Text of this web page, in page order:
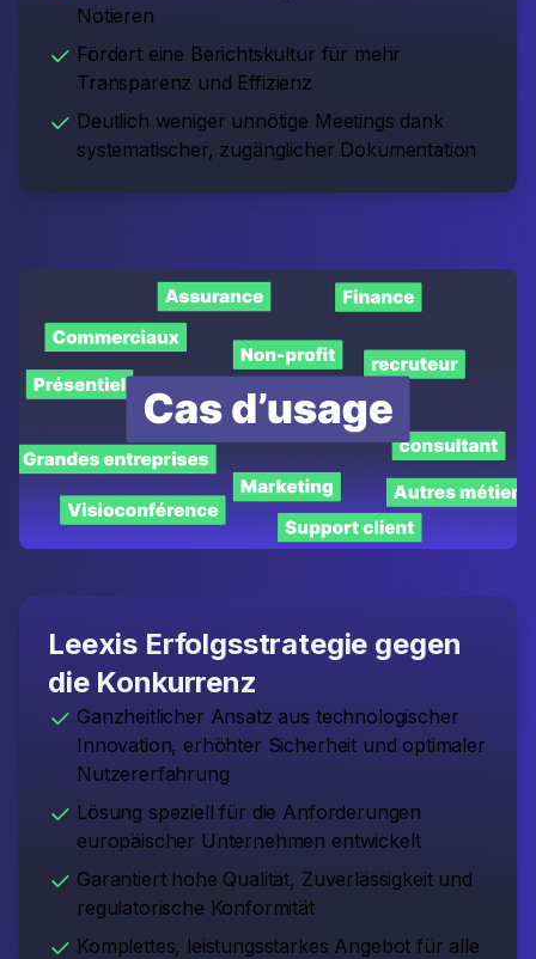
Notieren
Fördert eine Berichtskultur für mehr
Transparenz und Effizienz
Deutlich weniger unnötige Meetings dank
systematischer, zugänglicher Dokumentation
Leexis Erfolgsstrategie gegen
die Konkurrenz
Ganzheitlicher Ansatz aus technologischer
Innovation, erhöhter Sicherheit und optimaler
Nutzererfahrung
Lösung speziell für die Anforderungen
europäischer Unternehmen entwickelt
Garantiert hohe Qualität, Zuverlässigkeit und
regulatorische Konformität
Komplettes, leistungsstarkes Angebot für alle